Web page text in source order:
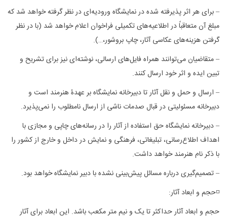
– برای هر اثر پذیرفته شده در نمایشگاه ورودیه‌ای در نظر گرفته خواهد شد که
مبلغ آن متعاقباً در اطلاعیه‌های تکمیلی فراخوان اعلام خواهد شد (با در نظر
گرفتن هزینه‌های عکاسی آثار، چاپ بروشور،…).
– متقاضیان می‌توانند همراه فایل‌های ارسالی، نوشته‌ای نیز برای تشریح و
تبین ایده و اثر خود ارسال کنند.
– ارسال و حمل و نقل آثار تا دبیرخانه نمایشگاه بر عهدۀ هنرمند است و
دبیرخانه مسئولیتی در قبال صدمات ناشی از ارسال نامطلوب را نمی‌پذیرد.
– دبیرخانه نمایشگاه حق استفاده از آثار را در رسانه‌های چاپی و مجازی با
اهداف اطلاع‌رسانی، تبلیغاتی، فرهنگی و نمایش در داخل و خارج از کشور را
با ذکر نام هنرمند خواهد داشت.
– تصمیم‌‌گیری درباره مسائل پیش‌بینی نشده با دبیر نمایشگاه خواهد بود.
◽حجم و ابعاد آثار:
حجم و ابعاد آثار حداکثر تا یک و نیم متر مکعب باشد. این ابعاد برای آثار